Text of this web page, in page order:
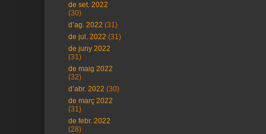
de set. 2022
(30)
d’ag. 2022 (31)
de jul. 2022 (31)
de juny 2022
(31)
de maig 2022
(32)
d’abr. 2022 (30)
de març 2022
(31)
de febr. 2022
(28)